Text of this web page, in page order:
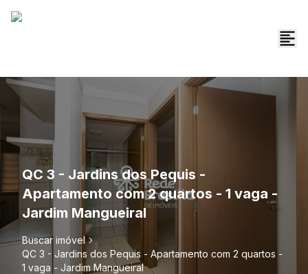
QC 3 - Jardins dos Pequis -
Apartamento com 2 quartos - 1 vaga -
Jardim Mangueiral
Buscar imóvel
QC 3 - Jardins dos Pequis - Apartamento com 2 quartos -
1 vaga - Jardim Mangueiral